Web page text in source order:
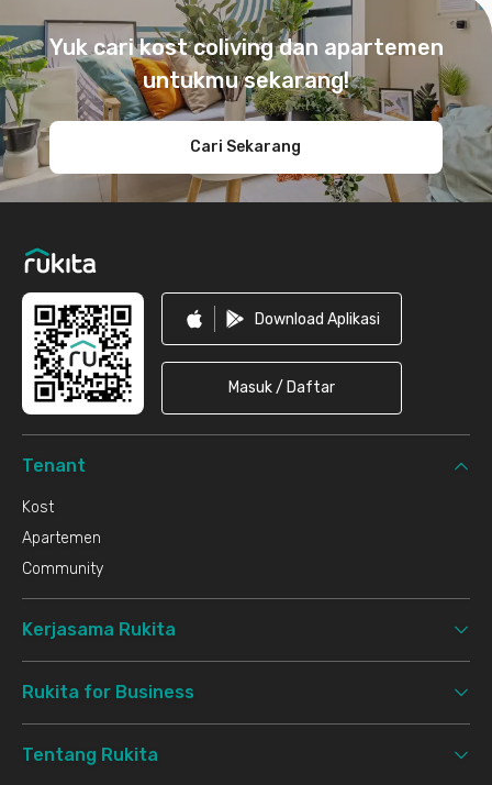
Yuk cari kost coliving dan apartemen
untukmu sekarang!
Cari Sekarang
Download Aplikasi
Masuk / Daftar
Tenant
Kost
Apartemen
Community
Kerjasama Rukita
Rukita for Business
Tentang Rukita